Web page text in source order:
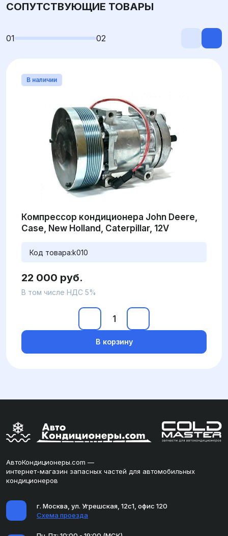
СОПУТСТВУЮЩИЕ ТОВАРЫ
01 02
В наличии
Компрессор кондиционера John Deere,
Case, New Holland, Caterpillar, 12V
Код товара:k010
22 000 руб.
В том числе НДС 5%
В корзину
АвтоКондиционеры.com —
интернет-магазин запасных частей для автомобильных
кондиционеров
г. Москва, ул. Угрешская, 12с1, офис 120
Схема проезда